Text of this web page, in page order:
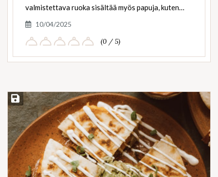
valmistettava ruoka sisältää myös papuja, kuten…
10/04/2025
(0 / 5)
Save Recipe